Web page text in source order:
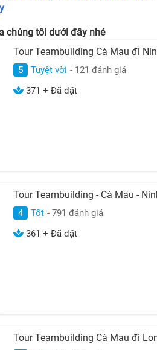
chúng tôi dưới đây nhé
Tour Teambuilding Cà Mau đi
5 Tuyệt vời - 121 đánh giá
371 + Đã đặt
Tour Teambuilding - Cà Mau -
4 Tốt - 791 đánh giá
361 + Đã đặt
Tour Teambuilding Cà Mau đi